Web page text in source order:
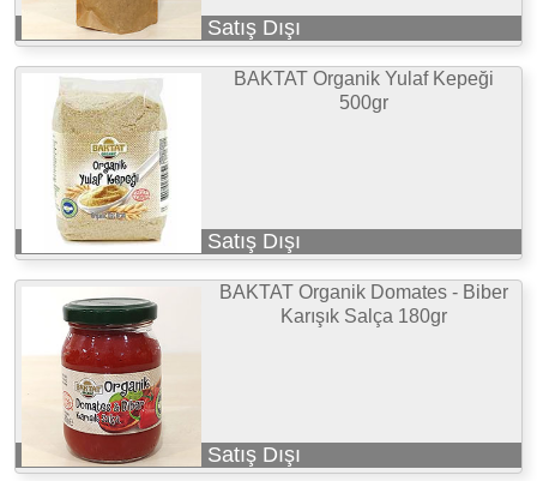
Satış Dışı
BAKTAT Organik Yulaf Kepeği
500gr
Satış Dışı
BAKTAT Organik Domates - Biber
Karışık Salça 180gr
Satış Dışı